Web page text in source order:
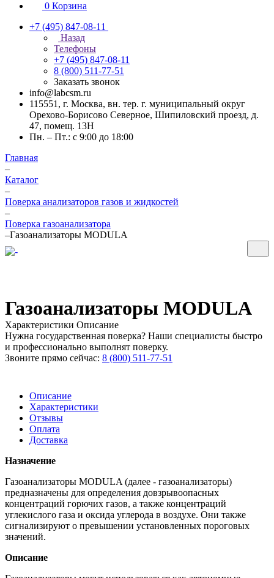
0 Корзина
+7 (495) 847-08-11
Назад
Телефоны
+7 (495) 847-08-11
8 (800) 511-77-51
Заказать звонок
info@labcsm.ru
115551, г. Москва, вн. тер. г. муниципальный округ
Орехово-Борисово Северное, Шипиловский проезд, д.
47, помещ. 13Н
Пн. – Пт.: с 9:00 до 18:00
Главная
–
Каталог
–
Поверка анализаторов газов и жидкостей
–
Поверка газоанализатора
–Газоанализаторы MODULA
Газоанализаторы MODULA
Характеристики Описание
Нужна государственная поверка? Наши специалисты быстро
и профессионально выполнят поверку.
Звоните прямо сейчас: 8 (800) 511-77-51
Описание
Характеристики
Отзывы
Оплата
Доставка
Назначение
Газоанализаторы MODULA (далее - газоанализаторы)
предназначены для определения довзрывоопасных
концентраций горючих газов, а также концентраций
углекислого газа и оксида углерода в воздухе. Они также
сигнализируют о превышении установленных пороговых
значений.
Описание